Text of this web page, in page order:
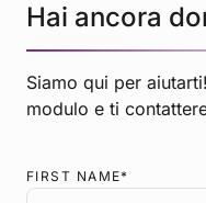
Hai ancora
Siamo qui per
modulo e ti
FIRST NAME*